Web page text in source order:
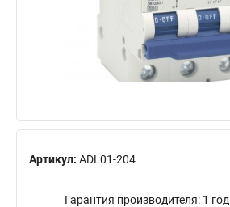
Артикул: ADL01-204
Гарантия производителя: 1 год